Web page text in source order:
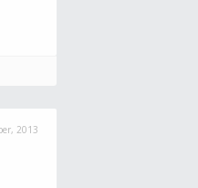
2013